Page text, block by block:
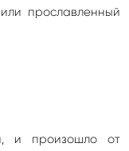
прославленный
и произошло от